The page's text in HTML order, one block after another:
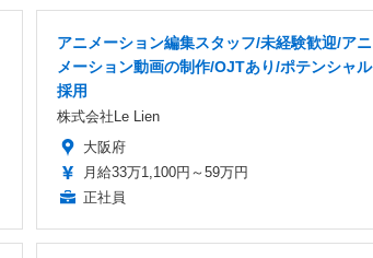
アニメーション編集スタッフ/未経験歓迎/アニ
メーション動画の制作/OJTあり/ポテンシャル
採用
株式会社Le Lien
大阪府
月給33万1,100円～59万円
正社員